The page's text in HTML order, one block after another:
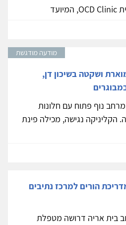
מודעה מודגשת
ושקטה בשיכון דן,
נוף פתוח עם חלונות
הקליניקה נגישה, מכילה פינת
הורים למרכז נתיבים
בית אריה דרושה מטפלת